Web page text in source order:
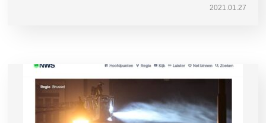
2021.01.27